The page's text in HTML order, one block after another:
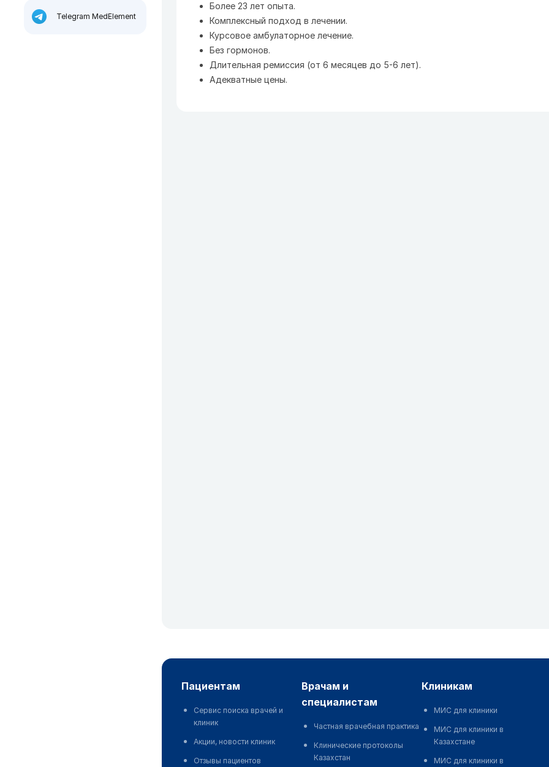
Telegram MedElement
Более 23 лет опыта.
Комплексный подход в лечении.
Курсовое амбулаторное лечение.
Без гормонов.
Длительная ремиссия (от 6 месяцев до 5-6 лет).
Адекватные цены.
пациентам
Сервис поиска врачей и
клиник
Акции, новости клиник
Отзывы пациентов
врачам и
специалистам
Частная врачебная практика
Клинические протоколы
Казахстан
клиникам
МИС для клиники
МИС для клиники в
Казахстане
МИС для клиники в